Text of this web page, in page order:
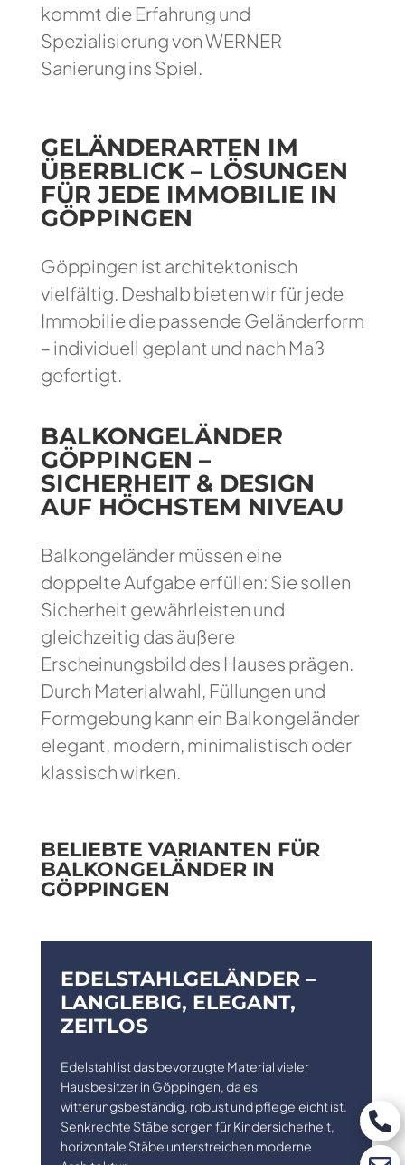
kommt die Erfahrung und
Spezialisierung von WERNER
Sanierung ins Spiel.
GELÄNDERARTEN IM
ÜBERBLICK – LÖSUNGEN
FÜR JEDE IMMOBILIE IN
GÖPPINGEN
Göppingen ist architektonisch
vielfältig. Deshalb bieten wir für jede
Immobilie die passende Geländerform
– individuell geplant und nach Maß
gefertigt.
BALKONGELÄNDER
GÖPPINGEN –
SICHERHEIT & DESIGN
AUF HÖCHSTEM NIVEAU
Balkongeländer müssen eine
doppelte Aufgabe erfüllen: Sie sollen
Sicherheit gewährleisten und
gleichzeitig das äußere
Erscheinungsbild des Hauses prägen.
Durch Materialwahl, Füllungen und
Formgebung kann ein Balkongeländer
elegant, modern, minimalistisch oder
klassisch wirken.
BELIEBTE VARIANTEN FÜR
BALKONGELÄNDER IN
GÖPPINGEN
EDELSTAHLGELÄNDER –
LANGLEBIG, ELEGANT,
ZEITLOS
Edelstahl ist das bevorzugte Material vieler
Hausbesitzer in Göppingen, da es
witterungsbeständig, robust und pflegeleicht ist.
Senkrechte Stäbe sorgen für Kindersicherheit,
horizontale Stäbe unterstreichen moderne
